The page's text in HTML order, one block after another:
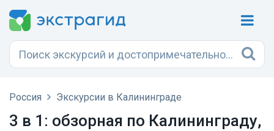
Россия Экскурсии в Калининграде
3 в 1: обзорная по Калининграду,